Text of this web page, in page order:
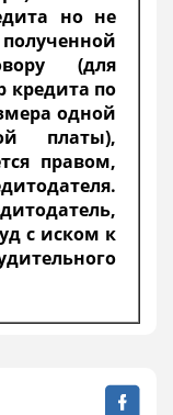
но не
(для
кредита по
одной
платы),
правом,
с иском к